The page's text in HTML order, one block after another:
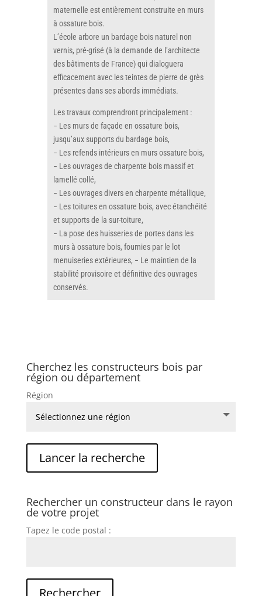
maternelle est entièrement construite en murs
à ossature bois.
L’école arbore un bardage bois naturel non
vernis, pré-grisé (à la demande de l’architecte
des bâtiments de France) qui dialoguera
efficacement avec les teintes de pierre de grès
présentes dans ses abords immédiats.
Les travaux comprendront principalement :
− Les murs de façade en ossature bois,
jusqu’aux supports du bardage bois,
− Les refends intérieurs en murs ossature bois,
− Les ouvrages de charpente bois massif et
lamellé collé,
− Les ouvrages divers en charpente métallique,
− Les toitures en ossature bois, avec étanchéité
et supports de la sur-toiture,
− La pose des huisseries de portes dans les
murs à ossature bois, fournies par le lot
menuiseries extérieures, − Le maintien de la
stabilité provisoire et définitive des ouvrages
conservés.
Cherchez les constructeurs bois par
région ou département
Région
Rechercher un constructeur dans le rayon
de votre projet
Tapez le code postal :